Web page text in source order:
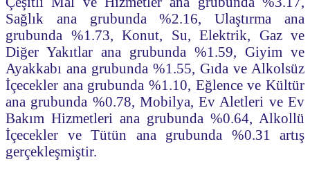
Sağlık ana grubunda %2.16, Ulaştırma ana
grubunda %1.73, Konut, Su, Elektrik, Gaz ve
Diğer Yakıtlar ana grubunda %1.59, Giyim ve
Ayakkabı ana grubunda %1.55, Gıda ve Alkolsüz
İçecekler ana grubunda %1.10, Eğlence ve Kültür
ana grubunda %0.78, Mobilya, Ev Aletleri ve Ev
Bakım Hizmetleri ana grubunda %0.64, Alkollü
İçecekler ve Tütün ana grubunda %0.31 artış
gerçekleşmiştir.